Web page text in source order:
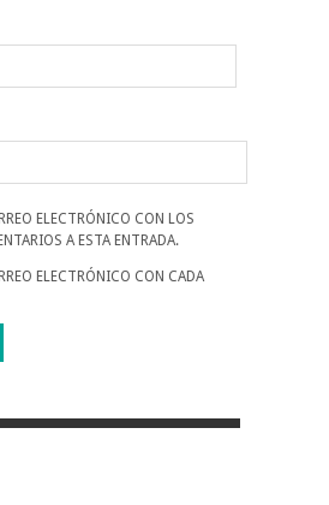
ELECTRÓNICO CON LOS
A ESTA ENTRADA.
ELECTRÓNICO CON CADA